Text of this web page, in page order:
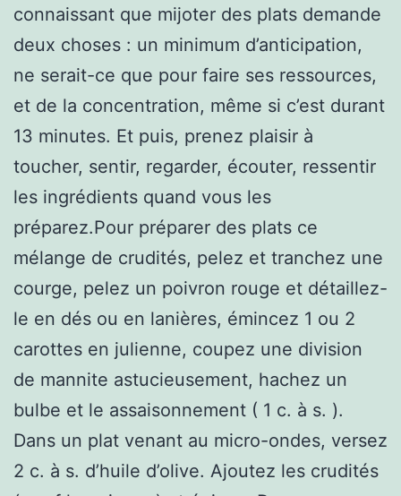
connaissant que mijoter des plats demande
deux choses : un minimum d’anticipation,
ne serait-ce que pour faire ses ressources,
et de la concentration, même si c’est durant
13 minutes. Et puis, prenez plaisir à
toucher, sentir, regarder, écouter, ressentir
les ingrédients quand vous les
préparez.Pour préparer des plats ce
mélange de crudités, pelez et tranchez une
courge, pelez un poivron rouge et détaillez-
le en dés ou en lanières, émincez 1 ou 2
carottes en julienne, coupez une division
de mannite astucieusement, hachez un
bulbe et le assaisonnement ( 1 c. à s. ).
Dans un plat venant au micro-ondes, versez
2 c. à s. d’huile d’olive. Ajoutez les crudités